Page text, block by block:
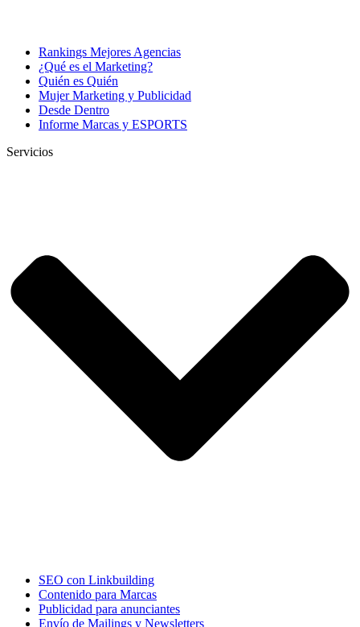
Rankings Mejores Agencias
¿Qué es el Marketing?
Quién es Quién
Mujer Marketing y Publicidad
Desde Dentro
Informe Marcas y ESPORTS
Servicios
SEO con Linkbuilding
Contenido para Marcas
Publicidad para anunciantes
Envío de Mailings y Newsletters